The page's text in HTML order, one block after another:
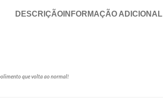
DESCRIÇÃO INFORMAÇÃO ADICIONAL
que volta ao normal!